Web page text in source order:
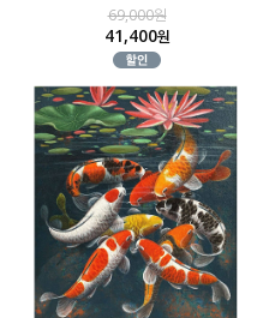
69,000원
41,400원